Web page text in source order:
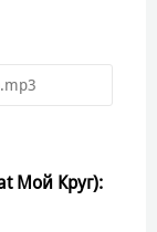
Мой Круг):